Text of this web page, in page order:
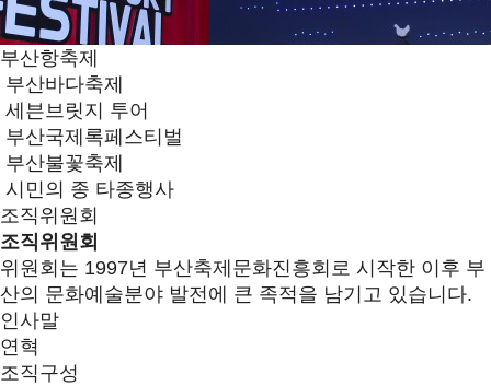
부산항축제
부산바다축제
세븐브릿지 투어
부산국제록페스티벌
부산불꽃축제
시민의 종 타종행사
조직위원회
조직위원회
위원회는 1997년 부산축제문화진흥회로 시작한 이후 부
산의 문화예술분야 발전에 큰 족적을 남기고 있습니다.
인사말
연혁
조직구성